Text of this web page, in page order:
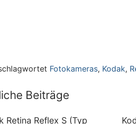
Fotokameras, Kodak,
Beiträge
Retina Reflex S (Typ